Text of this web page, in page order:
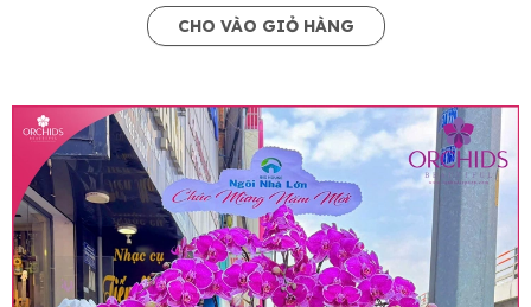
CHO VÀO GIỎ HÀNG